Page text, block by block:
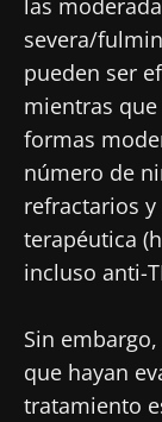
severa/
pueden ser
mientras
formas
número de
refractarios
terapéutica
incluso anti-
Sin
que hayan
tratamiento